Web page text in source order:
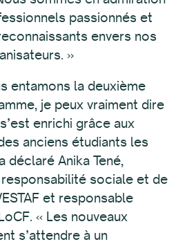
passionnés et
envers nos
»
entamons la deuxième
je peux vraiment dire
enrichi grâce aux
anciens étudiants les
déclaré Anika Tené,
sociale et de
et responsable
« Les nouveaux
s’attendre à un